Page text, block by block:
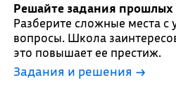
Решайте задания прошлых
Разберите сложные места с
вопросы. Школа
это повышает ее престиж.
Задания и решения →